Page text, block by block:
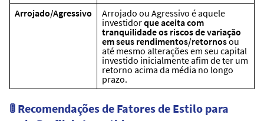
Arrojado/Agressivo
Arrojado ou Agressivo é aquele
investidorque aceita com
tranquilidade os riscos de variação
em seus rendimentos/retornosou
até mesmo alterações em seu capital
investido inicialmente afim de ter um
retorno acima da média no longo
prazo.
🚦 Recomendações de Fatores de Estilo para